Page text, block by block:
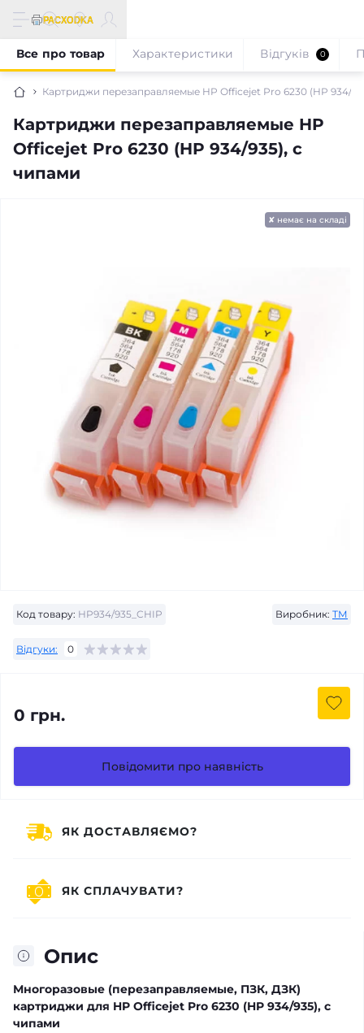
Картриджи перезаправляемые HP Officejet Pro 6230 (HP 934/
Картриджи перезаправляемые HP
Officejet Pro 6230 (HP 934/935), с
чипами
Все про товар Характеристики Відгуків 0
✘ немає на складі
Код товару: HP934/935_CHIP Виробник: ТМ
Відгуки: 0
0 грн.
Повідомити про наявність
Опис
Многоразовые (перезаправляемые, ПЗК, ДЗК)
картриджи для HP Officejet Pro 6230 (HP 934/935), с
чипами
ЯК ДОСТАВЛЯЄМО?
ЯК СПЛАЧУВАТИ?